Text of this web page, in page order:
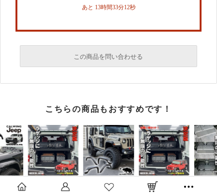
あと 13時間33分12秒
この商品を問い合わせる
必須
こちらの商品もおすすめです！